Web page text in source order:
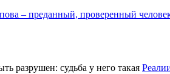
– преданный, проверенный